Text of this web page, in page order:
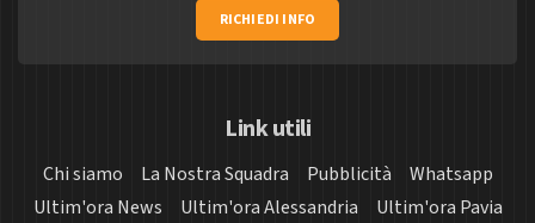
RICHIEDI INFO
Link utili
Chi siamo La Nostra Squadra Pubblicità
Whatsapp
Ultim'ora News
Ultim'ora Alessandria
Ultim'ora Pavia